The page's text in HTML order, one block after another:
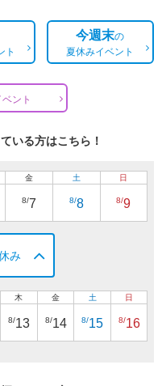
ト
今週末の
夏休みイベント
ベント
いる方はこちら！
金
8/7
土
8/8
日
8/9
み
木
8/13
金
8/14
土
8/15
日
8/16